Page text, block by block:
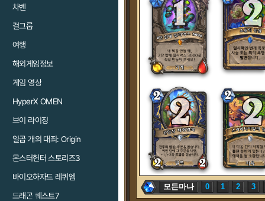
차벤
걸그룹
여행
해외게임정보
게임 영상
HyperX OMEN
브이 라이징
일곱 개의 대죄: Origin
몬스터헌터 스토리즈3
바이오하자드 레퀴엠
드래곤 퀘스트7
모든마나 0 1 2 3